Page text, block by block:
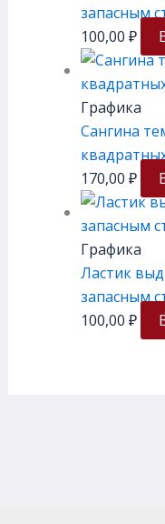
запасным
100,00 ₽
Графика
Сангина
170,00 ₽
Графика
Ластик
запасным
100,00 ₽